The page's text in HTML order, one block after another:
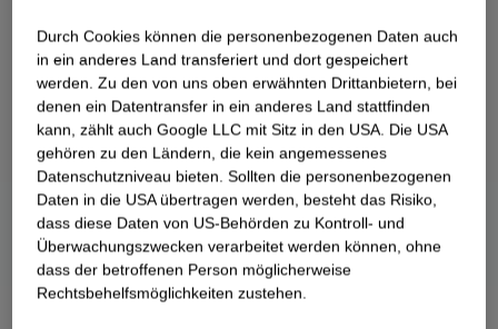
Durch Cookies können die personenbezogenen Daten auch
in ein anderes Land transferiert und dort gespeichert
werden. Zu den von uns oben erwähnten Drittanbietern, bei
denen ein Datentransfer in ein anderes Land stattfinden
kann, zählt auch Google LLC mit Sitz in den USA. Die USA
gehören zu den Ländern, die kein angemessenes
Datenschutzniveau bieten. Sollten die personenbezogenen
Daten in die USA übertragen werden, besteht das Risiko,
dass diese Daten von US-Behörden zu Kontroll- und
Überwachungszwecken verarbeitet werden können, ohne
dass der betroffenen Person möglicherweise
Rechtsbehelfsmöglichkeiten zustehen.